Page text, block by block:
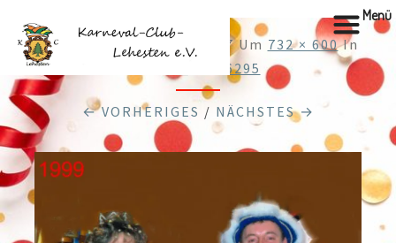
Veröffentlicht 28.12.2017Um 732 × 600In
Cache_62296295
← VORHERIGES / NÄCHSTES →
Menü